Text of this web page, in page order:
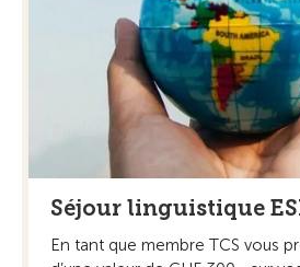
Séjour linguistique
En tant que membre TCS vous